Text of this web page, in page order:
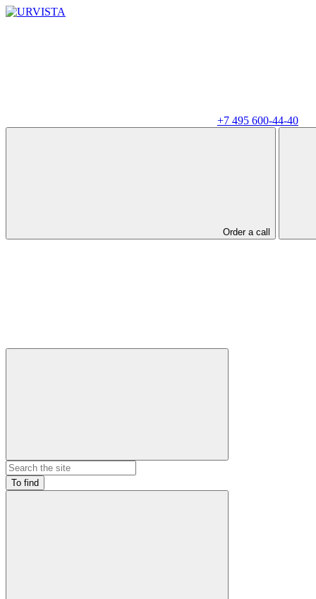
+7 495 600-44-40
Order a call
To find